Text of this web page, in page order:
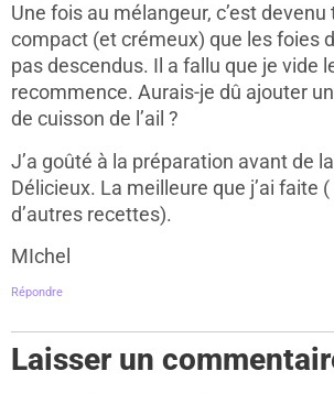
Une fois au mélangeur, c’est
compact (et crémeux) que les foies
pas descendus. Il a fallu que je vide
recommence. Aurais-je dû ajouter
de cuisson de l’ail ?
J’a goûté à la préparation avant de
Délicieux. La meilleure que j’ai faite
d’autres recettes).
MIchel
Répondre
Laisser un